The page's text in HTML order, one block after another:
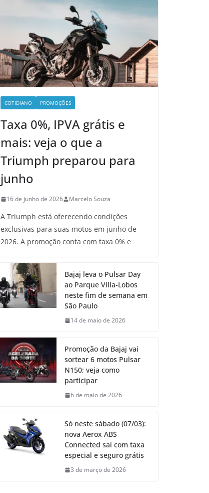
COTIDIANO PROMOÇÕES
Taxa 0%, IPVA grátis e
mais: veja o que a
Triumph preparou para
junho
16 de junho de 2026 Marcelo Souza
A Triumph está oferecendo condições
exclusivas para suas motos em junho de
2026. A promoção conta com taxa 0% e
Bajaj leva o Pulsar Day
ao Parque Villa-Lobos
neste fim de semana em
São Paulo
14 de maio de 2026
Promoção da Bajaj vai
sortear 6 motos Pulsar
N150; veja como
participar
6 de maio de 2026
Só neste sábado (07/03):
nova Aerox ABS
Connected sai com taxa
especial e seguro grátis
3 de março de 2026